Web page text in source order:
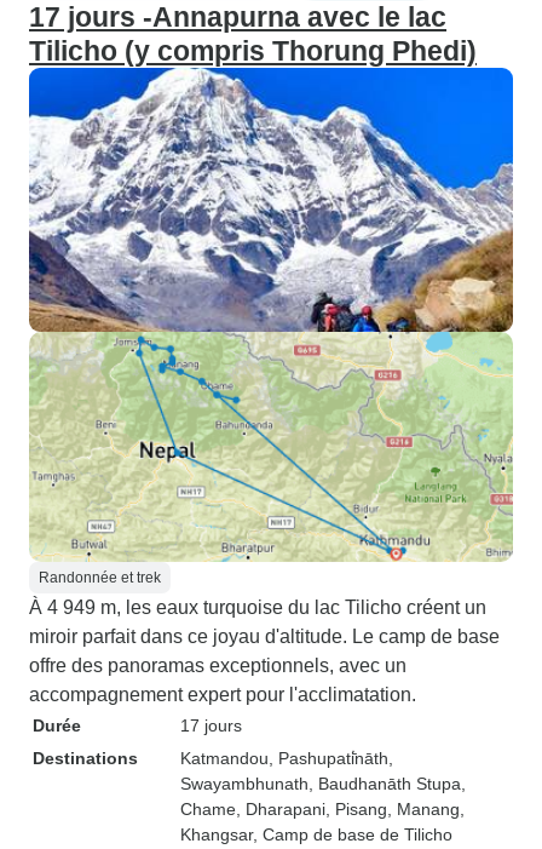
17 jours -Annapurna avec le lac
Tilicho (y compris Thorung Phedi)
Randonnée et trek
À 4 949 m, les eaux turquoise du lac Tilicho créent un
miroir parfait dans ce joyau d'altitude. Le camp de base
offre des panoramas exceptionnels, avec un
accompagnement expert pour l'acclimatation.
Durée
17 jours
Destinations
Katmandou , Pashupati̇̄nāth
Swayambhunath , Baudhanāth Stupa
Chame , Dharapani , Pisang , Manang
Khangsar, Camp de base de Tilicho